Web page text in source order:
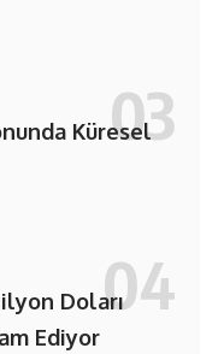
Küresel
Doları
Ediyor